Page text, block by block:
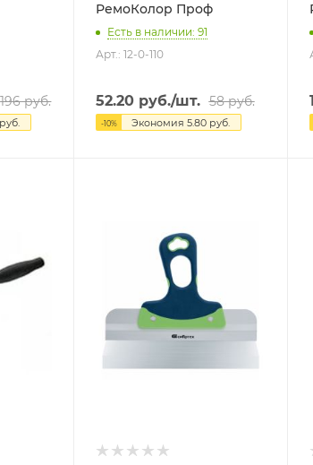
196руб.
руб.
РемоКолор Проф
Есть в наличии: 91
Арт.: 12-0-110
52.20руб./шт. 58руб.
-10% Экономия 5.80руб.